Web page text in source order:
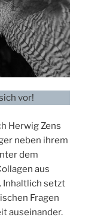
vor!
Herwig Zens
neben ihrem
dem
aus
Inhaltlich setzt
Fragen
auseinander.